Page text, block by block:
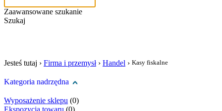
Zaawansowane szukanie
Szukaj
Jesteś tutaj › Firma i przemysł› Handel › Kasy fiskalne
Kategoria nadrzędna
Wyposażenie sklepu (0)
Ekspozycja towaru (0)